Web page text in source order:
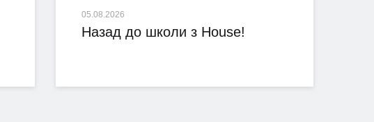
05.08.2026
Назад до школи з House!